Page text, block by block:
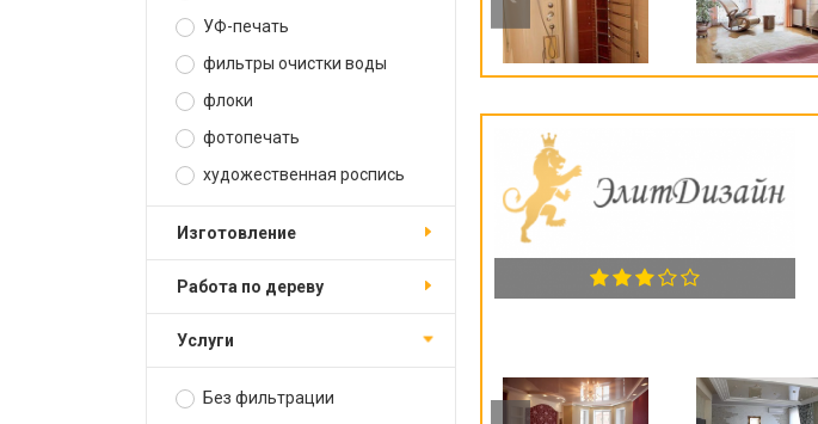
УФ-печать
фильтры очистки воды
флоки
фотопечать
художественная роспись
изготовление
работа по дереву
услуги
Без фильтрации